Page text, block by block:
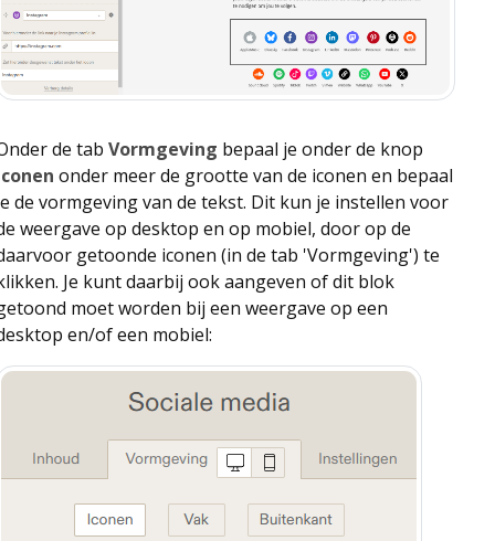
de tab Vormgeving bepaal je onder de knop
onder meer de grootte van de iconen en bepaal
de vormgeving van de tekst. Dit kun je instellen voor
weergave op desktop en op mobiel, door op de
getoonde iconen (in de tab 'Vormgeving') te
Je kunt daarbij ook aangeven of dit blok
moet worden bij een weergave op een
en/of een mobiel: